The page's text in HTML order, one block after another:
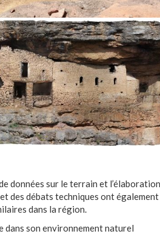
données sur le terrain et l’élaboration
des débats techniques ont également
dans la région.
dans son environnement naturel